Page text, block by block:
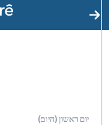
יום ראשון (היום)